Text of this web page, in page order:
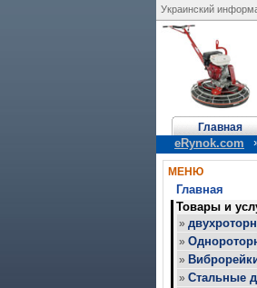
Украинский
Главная
eRynok.com
МЕНЮ
Главная
Товары и
»
»
»
» Стальные